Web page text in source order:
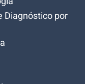
Diagnóstico por